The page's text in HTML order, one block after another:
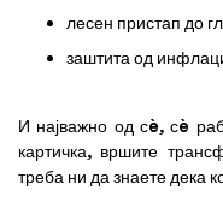
лесен пристап до
заштита од
И најважно од сè, сè
картичка, вршите
треба ни да знаете дека